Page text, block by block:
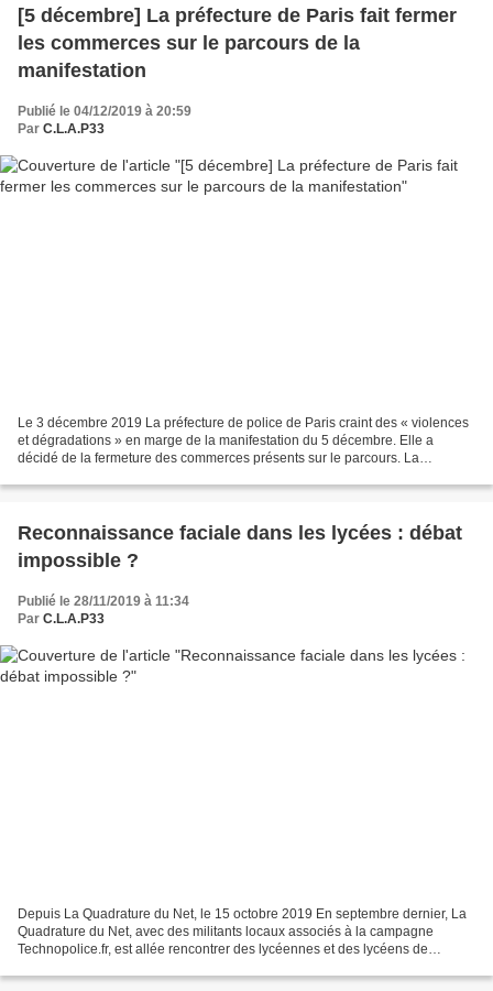
[5 décembre] La préfecture de Paris fait fermer
les commerces sur le parcours de la
manifestation
Publié le 04/12/2019 à 20:59
Par C.L.A.P33
Le 3 décembre 2019 La préfecture de police de Paris craint des « violences
et dégradations » en marge de la manifestation du 5 décembre. Elle a
décidé de la fermeture des commerces présents sur le parcours. La
Reconnaissance faciale dans les lycées : débat
impossible ?
Publié le 28/11/2019 à 11:34
Par C.L.A.P33
Depuis La Quadrature du Net, le 15 octobre 2019 En septembre dernier, La
Quadrature du Net, avec des militants locaux associés à la campagne
Technopolice.fr, est allée rencontrer des lycéennes et des lycéens de